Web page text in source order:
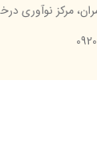
مرکز نوآوری